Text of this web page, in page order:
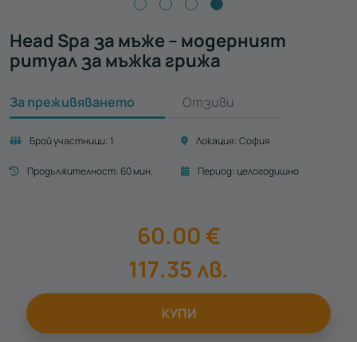
Head Spa за мъже – модерният
ритуал за мъжка грижа
За преживяването Отзиви
Брой участници: 1 Локация:София
Продължителност: 60 мин. Период:целогодишно
60.00 €
117.35лв.
КУПИ